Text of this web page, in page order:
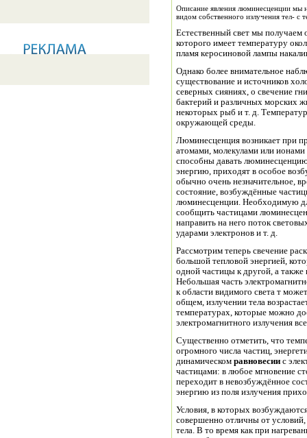
Описание явления люминесценции мы
видом собственного излучения тел- с
Естественный свет мы получаем
которого имеет температуру
пламя керосиновой лампы
Однако более внимательное
существование и источников
северных сияниях, о свечение
бактерий и различных морских животных: каракатиц,
некоторых рыб и т. д.
окружающей среды.
Люминесценция возникает при
атомами, молекулами или ионами
способны давать
энергию, приходят в особое
обычно очень незначительное,
состояние, возбуждённые
люминесценции. Необходимую для возбуждения свечения энергию можно
сообщить частицами
направить на него поток
ударами электронов и т. д.
Рассмотрим теперь свечение
большой тепловой энергией,
одной частицы к другой, а также
Небольшая часть
к области видимого света т
общем, излучении тела
температурах, которые можно
электромагнитного излучения
Существенно отметить, что
огромного числа частиц,
динамическом равновесии с
частицами: в любое мгновение
переходит в невозбуждённое
энергию
Условия, в которых
совершенно отличны от
тела. В то время как при